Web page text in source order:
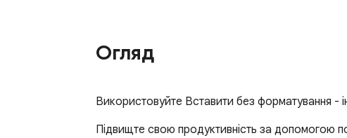
Огляд
Використовуйте Вставити без форматування -
Підвищте свою продуктивність за допомогою